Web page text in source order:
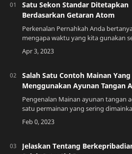
Satu Sekon Standar Ditetapkan
Berdasarkan Getaran Atom
Perkenalan Pernahkah Anda
mengapa waktu yang kita gunakan
diukur dalam satuan detik? Ternyata,
waktu ini memiliki definisi yang
Salah Satu Contoh Mainan Yang
Menggunakan Ayunan Tangan
Pengenalan Mainan ayunan tangan adalah salah
satu permainan yang sering
anak-anak. Permainan ini cukup
tetapi bisa menghibur anak-anak
Jelaskan Tentang